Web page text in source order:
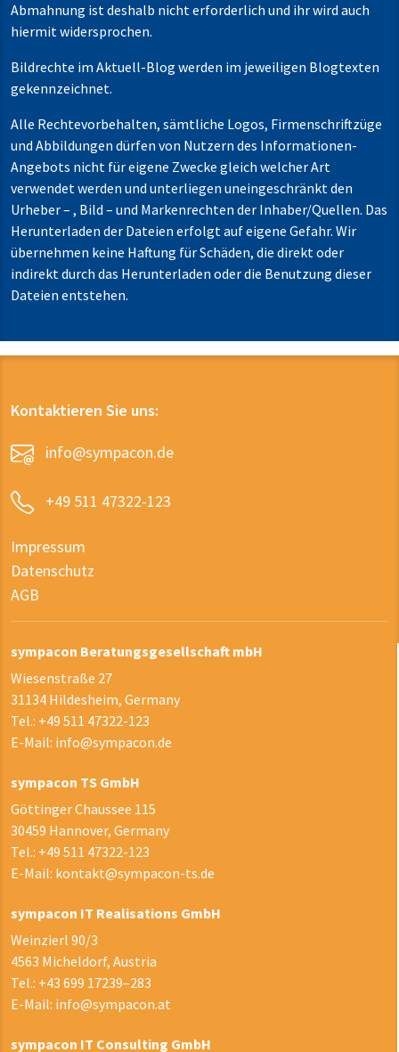
Abmahnung ist deshalb nicht erforderlich und ihr wird auch
hiermit widersprochen.
Bildrechte im Aktuell-Blog werden im jeweiligen Blogtexten
gekennzeichnet.
Alle Rechtevorbehalten, sämtliche Logos, Firmenschriftzüge
und Abbildungen dürfen von Nutzern des Informationen-
Angebots nicht für eigene Zwecke gleich welcher Art
verwendet werden und unterliegen uneingeschränkt den
Urheber – , Bild – und Markenrechten der Inhaber/Quellen. Das
Herunterladen der Dateien erfolgt auf eigene Gefahr. Wir
übernehmen keine Haftung für Schäden, die direkt oder
indirekt durch das Herunterladen oder die Benutzung dieser
Dateien entstehen.
sympacon Beratungsgesellschaft mbH
Wiesenstraße 27
31134 Hildesheim, Germany
Tel.: +49 511 47322-123
E-Mail: info@sympacon.de
sympacon TS GmbH
Göttinger Chaussee 115
30459 Hannover, Germany
Tel.: +49 511 47322-123
E-Mail: kontakt@sympacon-ts.de
sympacon IT Realisations GmbH
Weinzierl 90/3
4563 Micheldorf, Austria
Tel.: +43 699 17239–283
E-Mail: info@sympacon.at
sympacon IT Consulting GmbH
Kontaktieren Sie uns:
info@sympacon.de
+49 511 47322-123
Impressum
Datenschutz
AGB